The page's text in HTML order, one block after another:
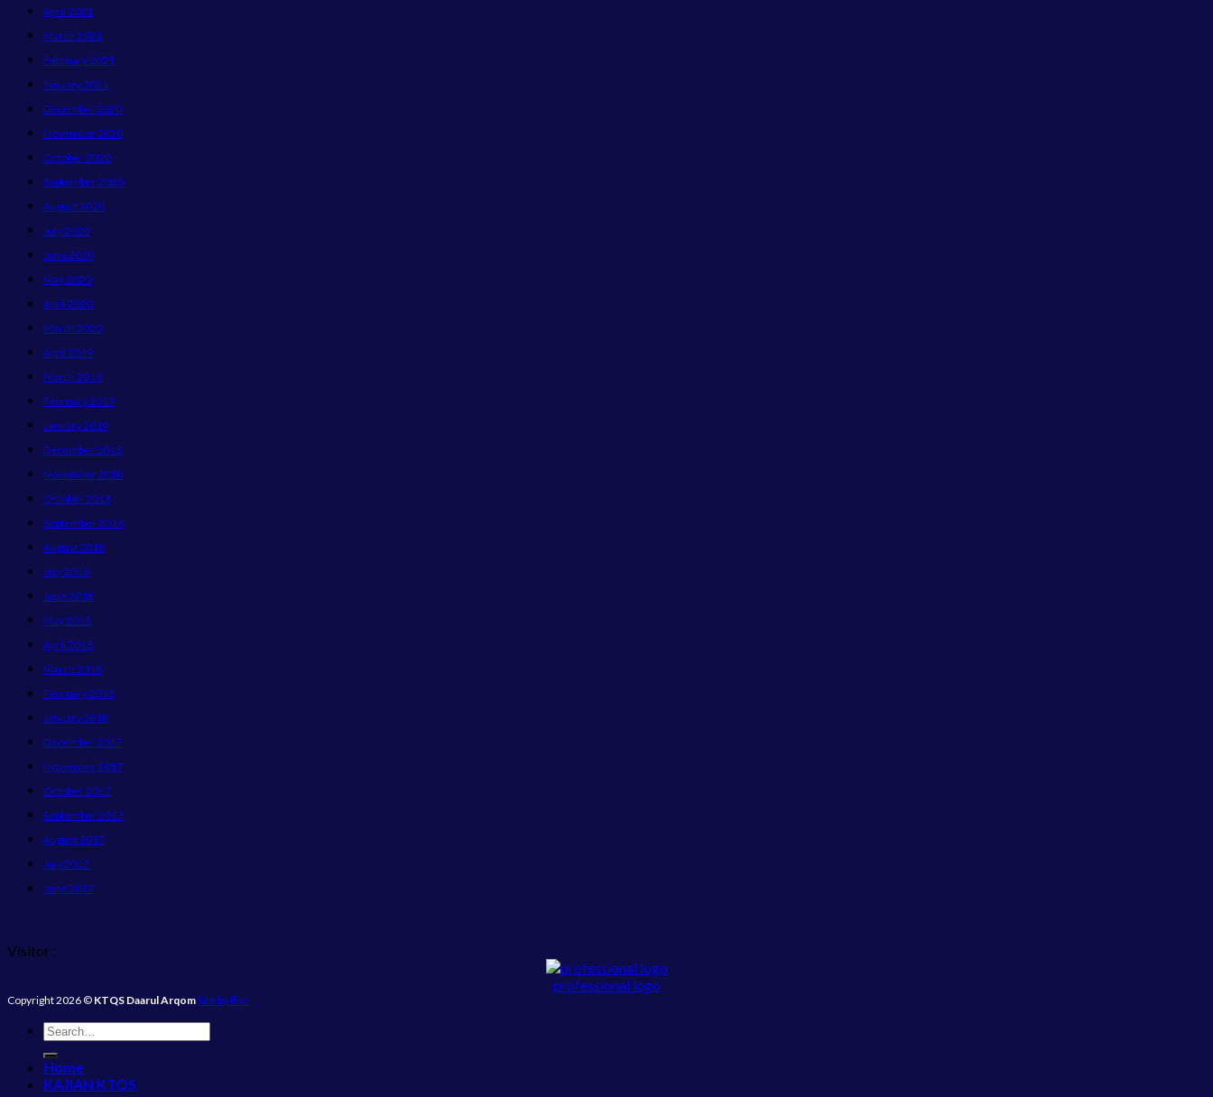
April 2021
March 2021
February 2021
January 2021
December 2020
November 2020
October 2020
September 2020
August 2020
July 2020
June 2020
May 2020
April 2020
March 2020
April 2019
March 2019
February 2019
January 2019
December 2018
November 2018
October 2018
September 2018
August 2018
July 2018
June 2018
May 2018
April 2018
March 2018
February 2018
January 2018
December 2017
November 2017
October 2017
September 2017
August 2017
July 2017
June 2017
Visitor :
professional logo
Copyright 2026 © KTQS Daarul ArqomSite by flixs
Home
KAJIAN KTQS